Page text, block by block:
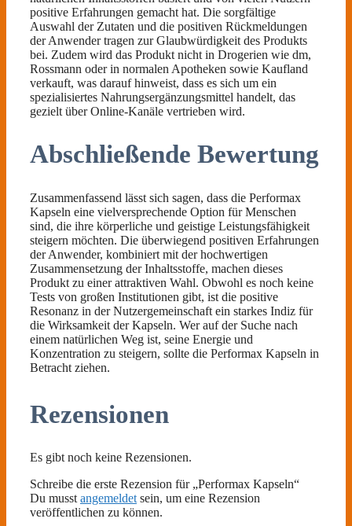
positive Erfahrungen gemacht hat. Die sorgfältige
Auswahl der Zutaten und die positiven Rückmeldungen
der Anwender tragen zur Glaubwürdigkeit des Produkts
bei. Zudem wird das Produkt nicht in Drogerien wie dm,
Rossmann oder in normalen Apotheken sowie Kaufland
verkauft, was darauf hinweist, dass es sich um ein
spezialisiertes Nahrungsergänzungsmittel handelt, das
gezielt über Online-Kanäle vertrieben wird.
Abschließende Bewertung
Zusammenfassend lässt sich sagen, dass die Performax
Kapseln eine vielversprechende Option für Menschen
sind, die ihre körperliche und geistige Leistungsfähigkeit
steigern möchten. Die überwiegend positiven Erfahrungen
der Anwender, kombiniert mit der hochwertigen
Zusammensetzung der Inhaltsstoffe, machen dieses
Produkt zu einer attraktiven Wahl. Obwohl es noch keine
Tests von großen Institutionen gibt, ist die positive
Resonanz in der Nutzergemeinschaft ein starkes Indiz für
die Wirksamkeit der Kapseln. Wer auf der Suche nach
einem natürlichen Weg ist, seine Energie und
Konzentration zu steigern, sollte die Performax Kapseln in
Betracht ziehen.
Rezensionen
Es gibt noch keine Rezensionen.
Schreibe die erste Rezension für „Performax Kapseln“
Du musst angemeldet sein, um eine Rezension
veröffentlichen zu können.